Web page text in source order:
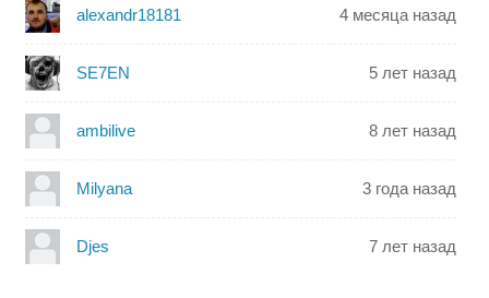
alexandr18181 4 месяца назад
SE7EN 5 лет назад
ambilive 8 лет назад
Milyana 3 года назад
Djes 7 лет назад